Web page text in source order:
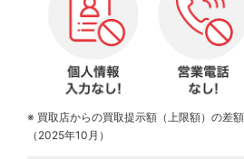
※ 買取店からの買取提示額（上限額）の差
（2025年10月）